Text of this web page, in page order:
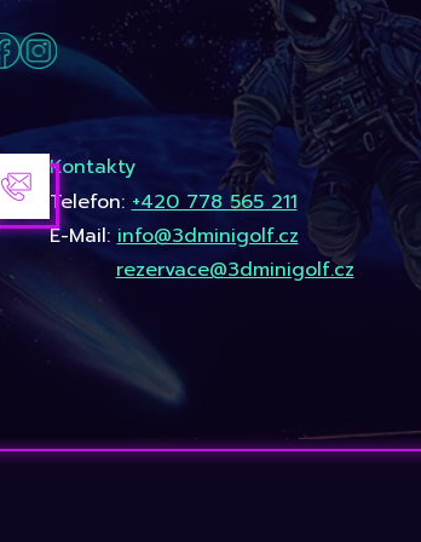
Kontakty
Telefon:+420 778 565 211
E-Mail:info@3dminigolf.cz
rezervace@3dminigolf.cz